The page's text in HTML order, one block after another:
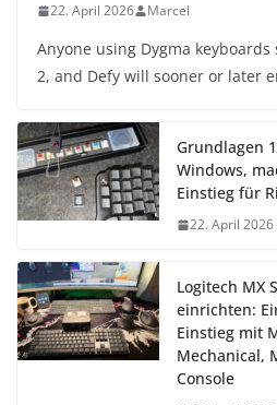
22. April 2026 Marcel
Anyone using Dygma keyboards
2, and Defy will sooner or later
Grundlagen
Windows,
Einstieg für
22. April 2026
Logitech MX
einrichten:
Einstieg mit
Mechanical,
Console